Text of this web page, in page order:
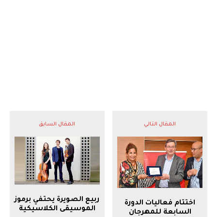
المقال السابق
ربيع الصويرة يحتفي برموز
الموسيقى الكلاسيكية
المقال التالي
اختتام فعاليات الدورة
السابعة للمهرجان